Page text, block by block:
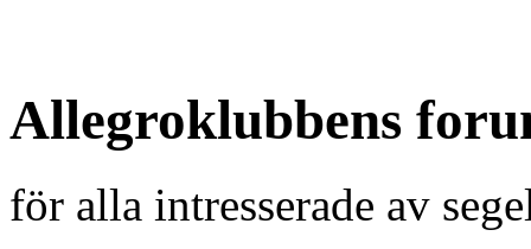
Allegroklubbens
för alla intresserade av